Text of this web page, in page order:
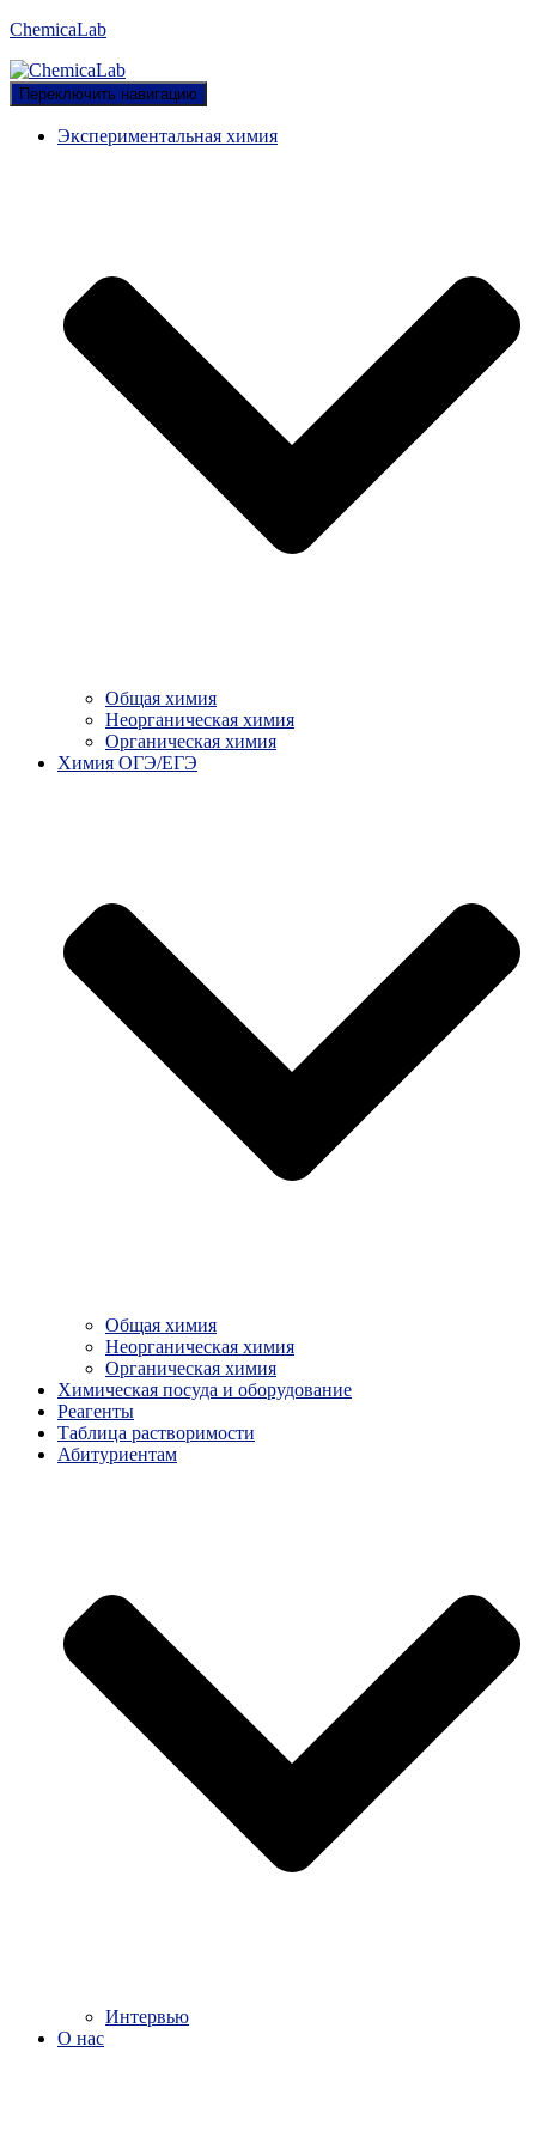
ChemicaLab
Переключить навигацию
Экспериментальная химия
Общая химия
Неорганическая химия
Органическая химия
Химия ОГЭ/ЕГЭ
Общая химия
Неорганическая химия
Органическая химия
Химическая посуда и оборудование
Реагенты
Таблица растворимости
Абитуриентам
Интервью
О нас